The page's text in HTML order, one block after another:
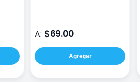
A: $69.00
Agregar